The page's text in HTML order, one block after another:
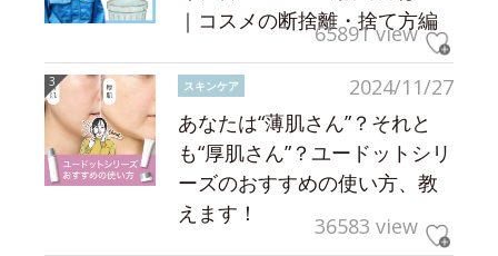
｜コスメの断捨離・捨て方編
65891 view
2024/11/27
スキンケア
あなたは“薄肌さん”？それと
も“厚肌さん”？ユードットシリ
ーズのおすすめの使い方、教
えます！
36583 view